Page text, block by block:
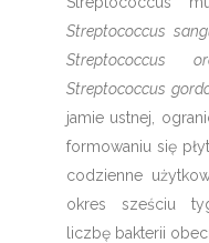
Streptococcus
Streptococcus
Streptococcus
jamie ustnej,
formowaniu się
codzienne
okres sześciu
liczbę bakterii